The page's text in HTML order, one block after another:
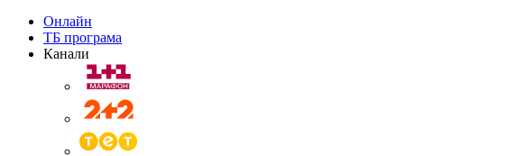
Онлайн
ТБ програма
Канали